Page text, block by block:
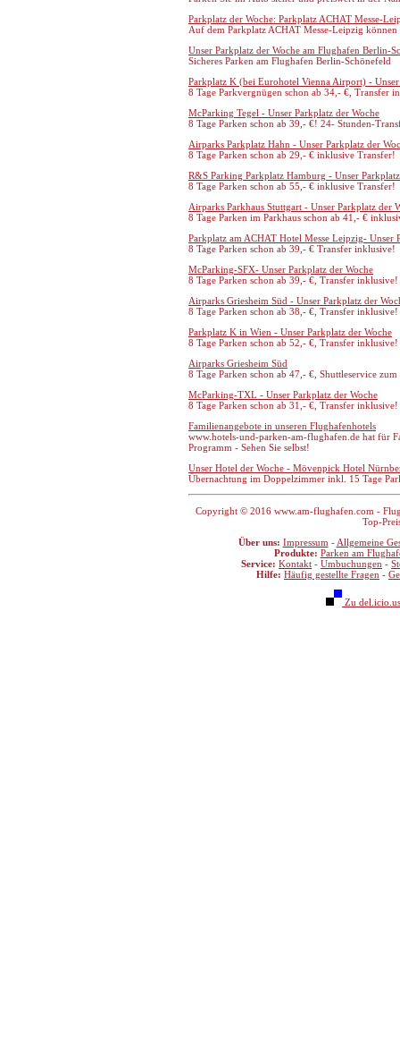
Parkplatz der Woche: Parkplatz ACHAT Messe-
Auf dem Parkplatz ACHAT Messe-Leipzig
Unser Parkplatz der Woche am Flughafen Berlin-
Sicheres Parken am Flughafen Berlin-Schönefeld
Parkplatz K (bei Eurohotel Vienna Airport) -
8 Tage Parkvergnügen schon ab 34,- €, Transfer
McParking Tegel - Unser Parkplatz der Woche
8 Tage Parken schon ab 39,- €! 24- Stunden-
Airparks Parkplatz Hahn - Unser Parkplatz der
8 Tage Parken schon ab 29,- € inklusive Transfer!
R&S Parking Parkplatz Hamburg - Unser
8 Tage Parken schon ab 55,- € inklusive Transfer!
Airparks Parkhaus Stuttgart - Unser Parkplatz der
8 Tage Parken im Parkhaus schon ab 41,- €
Parkplatz am ACHAT Hotel Messe Leipzig- Unser
8 Tage Parken schon ab 39,- € Transfer inklusive!
McParking-SFX- Unser Parkplatz der Woche
8 Tage Parken schon ab 39,- €, Transfer inklusive!
Airparks Griesheim Süd - Unser Parkplatz der
8 Tage Parken schon ab 38,- €, Transfer inklusive!
Parkplatz K in Wien - Unser Parkplatz der Woche
8 Tage Parken schon ab 52,- €, Transfer inklusive!
Airparks Griesheim Süd
8 Tage Parken schon ab 47,- €, Shuttleservice
McParking-TXL - Unser Parkplatz der Woche
8 Tage Parken schon ab 31,- €, Transfer inklusive!
Familienangebote in unseren Flughafenhotels
www.hotels-und-parken-am-flughafen.de hat für
Programm - Sehen Sie selbst!
Unser Hotel der Woche - Mövenpick Hotel
Übernachtung im Doppelzimmer inkl. 15 Tage
Copyright © 2016 www.am-flughafen.com -
Top-
Über uns: Impressum - Allgemeine
Produkte: Parken am
Service: Kontakt - Umbuchungen -
Hilfe: Häufig gestellte Fragen -
Zu